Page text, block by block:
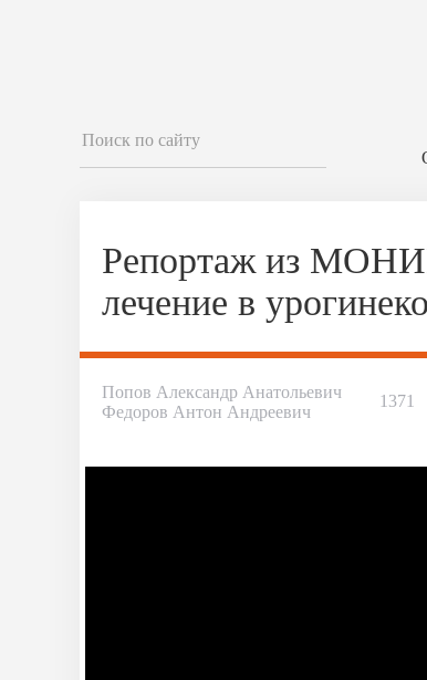
Репортаж из
лечение в
Попов Александр Анатольевич
Федоров Антон Андреевич
1371